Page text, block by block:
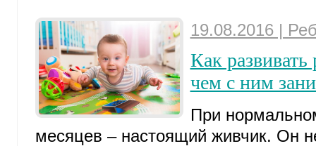
19.08.2016 |
Как развивать
чем с ним
При
месяцев – настоящий живчик. Он